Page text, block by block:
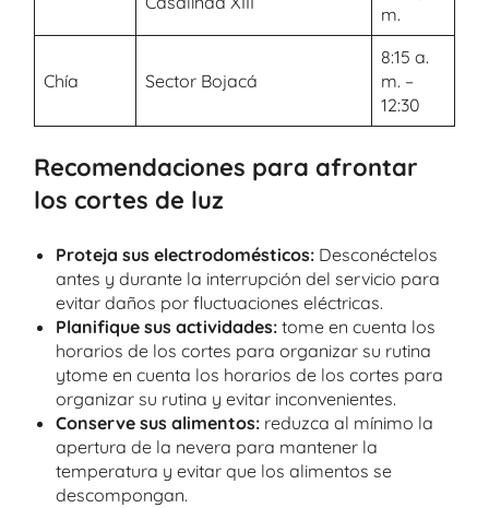
m.
Chía Sector Bojacá
8:15 a.
m. –
12:30
Recomendaciones para afrontar
los cortes de luz
Proteja sus electrodomésticos: Desconéctelos
antes y durante la interrupción del servicio para
evitar daños por fluctuaciones eléctricas.
Planifique sus actividades: tome en cuenta los
horarios de los cortes para organizar su rutina
ytome en cuenta los horarios de los cortes para
organizar su rutina y evitar inconvenientes.
Conserve sus alimentos: reduzca al mínimo la
apertura de la nevera para mantener la
temperatura y evitar que los alimentos se
descompongan.